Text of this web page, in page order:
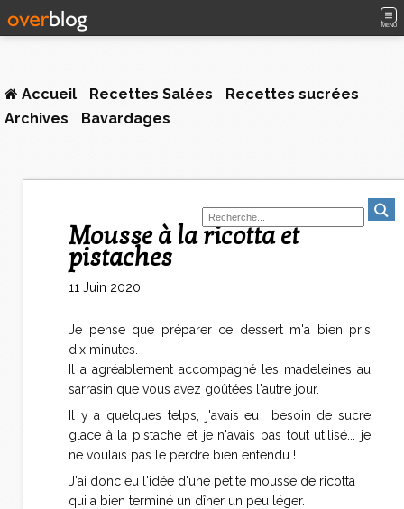
MENU
Accueil Recettes Salées
Recettes sucrées
Archives
Bavardages
Mousse à la ricotta et
pistaches
11 Juin 2020
Je pense que préparer ce dessert m'a bien pris
dix minutes.
Il a agréablement accompagné les madeleines au
sarrasin que vous avez goûtées l'autre jour.
Il y a quelques telps, j'avais eu besoin de sucre
glace à la pistache et je n'avais pas tout utilisé... je
ne voulais pas le perdre bien entendu !
J'ai donc eu l'idée d'une petite mousse de ricotta
qui a bien terminé un dîner un peu léger.